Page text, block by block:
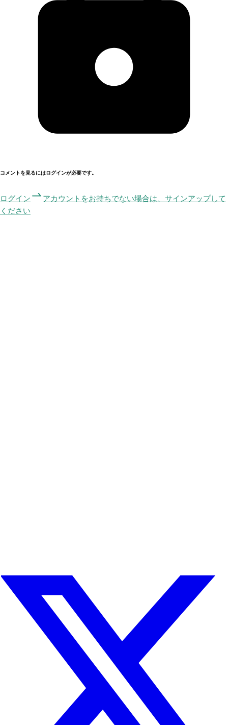
コメントを見るにはログインが必要です。
ログイン
アカウントをお持ちでない場合は、サインアップして
ください